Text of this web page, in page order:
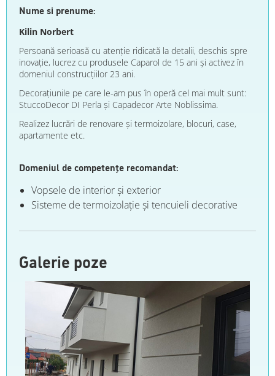
Nume si prenume:
Kilin Norbert
Persoană serioasă cu atenție ridicată la detalii, deschis spre
inovație, lucrez cu produsele Caparol de 15 ani și activez în
domeniul construcțiilor 23 ani.
Decorațiunile pe care le-am pus în operă cel mai mult sunt:
StuccoDecor DI Perla și Capadecor Arte Noblissima.
Realizez lucrări de renovare și termoizolare, blocuri, case,
apartamente etc.
Domeniul de competențe recomandat:
Vopsele de interior şi exterior
Sisteme de termoizolaţie şi tencuieli decorative
Galerie poze